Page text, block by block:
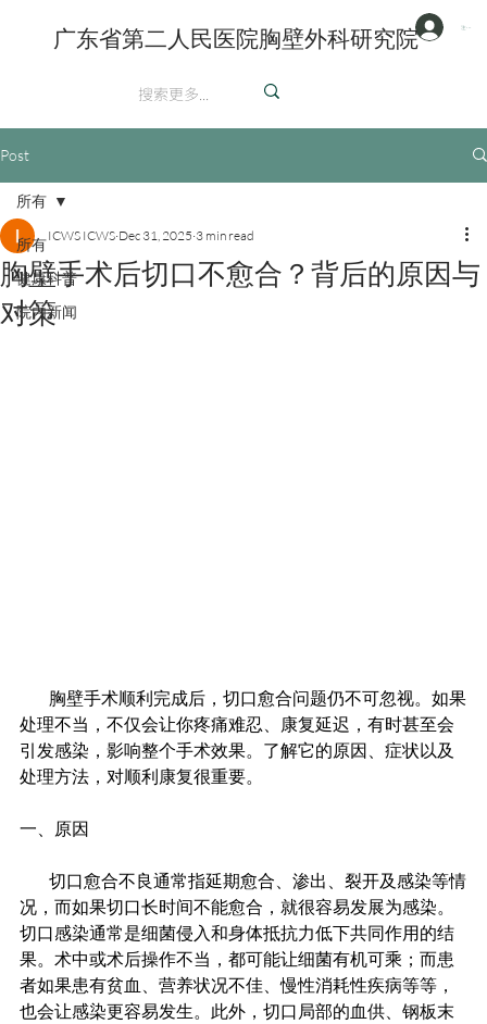
注册/登陆
广东省第二人民医院胸壁外科研究院
Post
所有
健康科普
院内新闻
所有
胸壁手术后切口不愈合？背后的原因与
对策
ICWS ICWS Dec 31, 2025 3 min read
处理不当，不仅会让你疼痛难忍、康复延迟，有时甚至会
引发感染，影响整个手术效果。了解它的原因、症状以及
处理方法，对顺利康复很重要。
一、原因
况，而如果切口长时间不能愈合，就很容易发展为感染。
切口感染通常是细菌侵入和身体抵抗力低下共同作用的结
果。术中或术后操作不当，都可能让细菌有机可乘；而患
者如果患有贫血、营养状况不佳、慢性消耗性疾病等等，
也会让感染更容易发生。此外，切口局部的血供、钢板末